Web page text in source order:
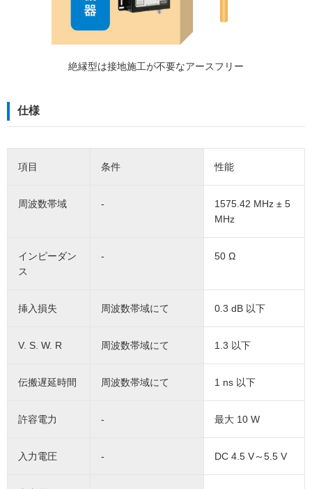
絶縁型は接地施⼯が不要なアースフリー
仕様
項目 条件 性能
周波数帯域 -
1575.42 MHz ± 5
MHz
インピーダン
ス
- 50 Ω
挿入損失 周波数帯域にて 0.3 dB 以下
V. S. W. R 周波数帯域にて 1.3 以下
伝搬遅延時間 周波数帯域にて 1 ns 以下
許容電力 - 最大 10 W
入力電圧 - DC 4.5 V～5.5 V